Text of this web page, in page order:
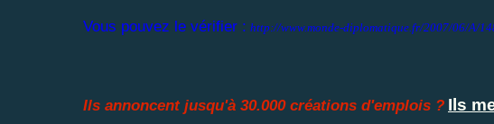
Vous pouvez le vérifier : http://www.monde-diplomatique.fr/2007/06/A/
Ils annoncent jusqu'à 30.000 créations d'emplois ? Ils